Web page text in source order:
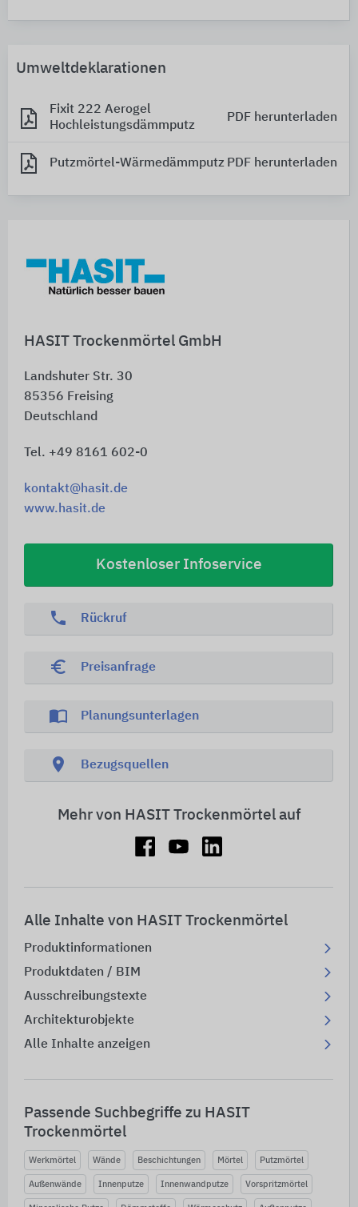
HASIT Trockenmörtel GmbH
Landshuter Str. 30
85356 Freising
Deutschland
Tel. +49 8161 602-0
kontakt@hasit.de
www.hasit.de
Kostenloser Infoservice
phone Rückruf
euro_symbol Preisanfrage
import_contacts Planungsunterlagen
location_on Bezugsquellen
Mehr von HASIT Trockenmörtel auf
Alle Inhalte von HASIT Trockenmörtel
Produktinformationen
Produktdaten / BIM
Ausschreibungstexte
Architekturobjekte
Alle Inhalte anzeigen
Passende Suchbegriffe zu HASIT
Trockenmörtel
Werkmörtel Wände Beschichtungen Mörtel Putzmörtel
Außenwände Innenputze Innenwandputze Vorspritzmörtel
Umweltdeklarationen
Fixit 222 Aerogel
Hochleistungsdämmputz
PDF herunterladen
Putzmörtel-Wärmedämmputz PDF herunterladen